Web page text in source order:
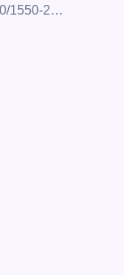
2×5 SFF 2.5G SFF-2×5-BIDI-1490/1550-2.5G-200KM 收发模块